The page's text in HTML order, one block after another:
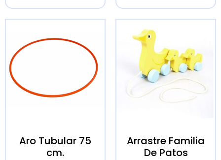
Aro Tubular 75
cm.
Arrastre Familia
De Patos